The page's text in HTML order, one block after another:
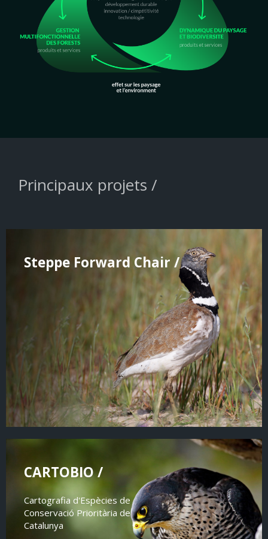
Principaux projets /
Steppe Forward Chair /
CARTOBIO /
Cartografia d'Espècies de
Conservació Prioritària de
Catalunya